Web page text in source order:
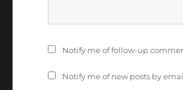
Notify me of follow-up
Notify me of new posts by